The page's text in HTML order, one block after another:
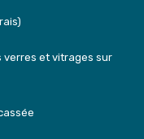
verres et vitrages sur